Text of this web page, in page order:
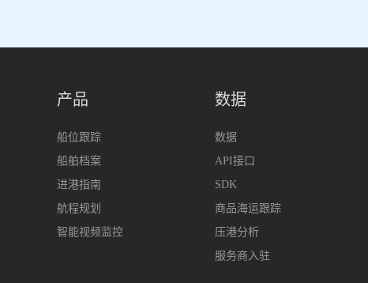
产品
船位跟踪
船舶档案
进港指南
航程规划
智能视频监控
数据
数据
API接口
SDK
商品海运跟踪
压港分析
服务商入驻